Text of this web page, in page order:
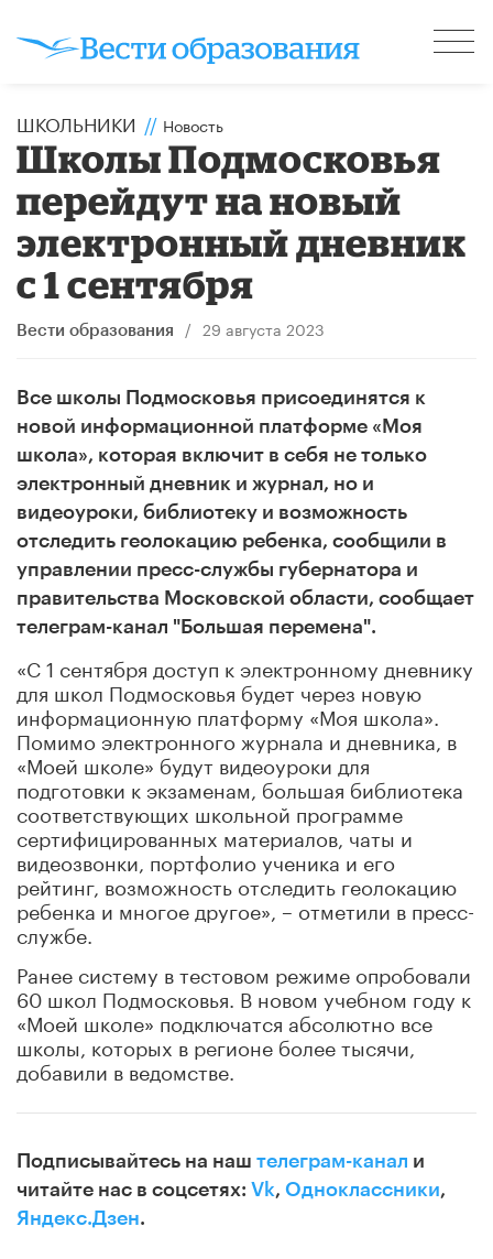
ШКОЛЬНИКИ // Новость
Школы Подмосковья
перейдут на новый
электронный дневник
с 1 сентября
Вести образования / 29 августа 2023
Все школы Подмосковья присоединятся к
новой информационной платформе «Моя
школа», которая включит в себя не только
электронный дневник и журнал, но и
видеоуроки, библиотеку и возможность
отследить геолокацию ребенка, сообщили в
управлении пресс-службы губернатора и
правительства Московской области, сообщает
телеграм-канал "Большая перемена".
«С 1 сентября доступ к электронному дневнику
для школ Подмосковья будет через новую
информационную платформу «Моя школа».
Помимо электронного журнала и дневника, в
«Моей школе» будут видеоуроки для
подготовки к экзаменам, большая библиотека
соответствующих школьной программе
сертифицированных материалов, чаты и
видеозвонки, портфолио ученика и его
рейтинг, возможность отследить геолокацию
ребенка и многое другое», – отметили в пресс-
службе.
Ранее систему в тестовом режиме опробовали
60 школ Подмосковья. В новом учебном году к
«Моей школе» подключатся абсолютно все
школы, которых в регионе более тысячи,
добавили в ведомстве.
Подписывайтесь на наш телеграм-канал и
читайте нас в соцсетях: Vk, Одноклассники,
Яндекс.Дзен.